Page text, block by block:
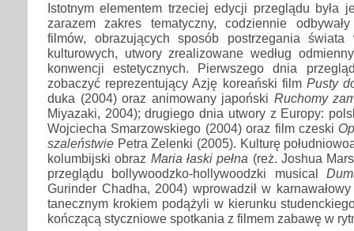
Istotnym elementem trzeciej edycji przeglądu była
zarazem zakres tematyczny, codziennie
filmów, obrazujących sposób postrzegania
kulturowych, utwory zrealizowane według
konwencji estetycznych. Pierwszego dnia
zobaczyć reprezentujący Azję koreański film Pusty
duka (2004) oraz animowany japoński Ruchomy
Miyazaki, 2004); drugiego dnia utwory z Europy:
Wojciecha Smarzowskiego (2004) oraz film czeski
szaleństwie Petra Zelenki (2005). Kulturę
kolumbijski obraz Maria łaski pełna (reż. Joshua
przeglądu bollywoodzko-hollywoodzki musical
Gurinder Chadha, 2004) wprowadził w
tanecznym krokiem podążyli w kierunku
kończącą styczniowe spotkania z filmem zabawę w